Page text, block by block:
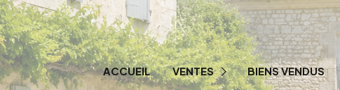
ACCUEIL VENTES
PRESTIGE
BIENS VENDUS